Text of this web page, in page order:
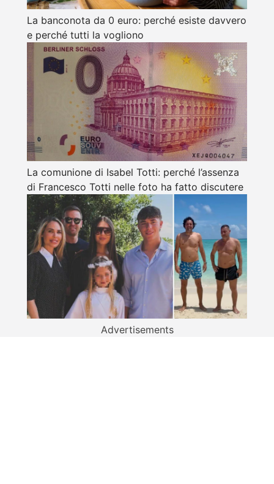
La banconota da 0 euro: perché esiste davvero
e perché tutti la vogliono
La comunione di Isabel Totti: perché l’assenza
di Francesco Totti nelle foto ha fatto discutere
Advertisements